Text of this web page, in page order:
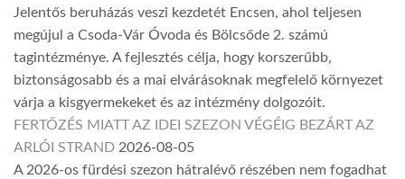
Jelentős beruházás veszi kezdetét Encsen, ahol teljesen
megújul a Csoda-Vár Óvoda és Bölcsőde 2. számú
tagintézménye. A fejlesztés célja, hogy korszerűbb,
biztonságosabb és a mai elvárásoknak megfelelő környezet
várja a kisgyermekeket és az intézmény dolgozóit.
FERTŐZÉS MIATT AZ IDEI SZEZON VÉGÉIG BEZÁRT AZ
ARLÓI STRAND 2026-08-05
A 2026-os fürdési szezon hátralévő részében nem fogadhat